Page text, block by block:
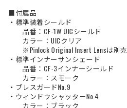
■付属品
・標準装着シールド
品番：CF-1W UICシールド
カラー：UICクリア
※Pinlock Original Insert Lensは別売
・標準インナーサンシェード
品番：CF-3インナーシールド
カラー：スモーク
・ブレスガードNo.9
・ウィンドウシャッターNo.4
カラー：ブラック